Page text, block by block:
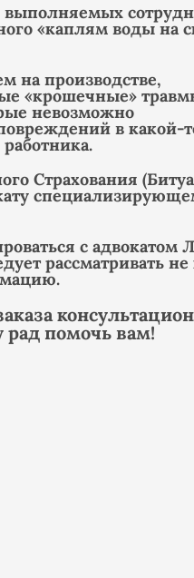
выполняемых
«каплям воды на
на производстве,
«крошечные»
невозможно
в какой-
Страхования
с адвокатом
рассматривать не
рад помочь вам!